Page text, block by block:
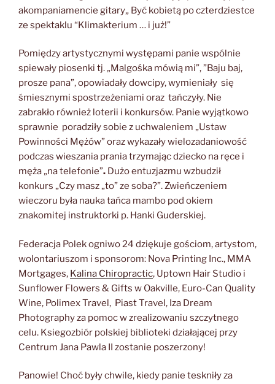
akompaniamencie gitary„ Być kobietą po czterdziestce
ze spektaklu “Klimakterium … i już!”
Pomiędzy artystycznymi występami panie wspólnie
spiewały piosenki tj. „Malgośka mówią mi”, ”Baju baj,
prosze pana”, opowiadały dowcipy, wymieniały się
śmiesznymi spostrzeżeniami oraz tańczyły. Nie
zabrakło również loterii i konkursów. Panie wyjątkowo
sprawnie poradziły sobie z uchwaleniem „Ustaw
Powinności Mężów” oraz wykazały wielozadaniowość
podczas wieszania prania trzymając dziecko na ręce i
męża „na telefonie”. Dużo entuzjazmu wzbudził
konkurs „Czy masz „to” ze soba?”. Zwieńczeniem
wieczoru była nauka tańca mambo pod okiem
znakomitej instruktorki p. Hanki Guderskiej.
Federacja Polek ogniwo 24 dziękuje gościom, artystom,
wolontariuszom i sponsorom: Nova Printing Inc., MMA
Mortgages, Kalina Chiropractic, Uptown Hair Studio i
Sunflower Flowers & Gifts w Oakville, Euro-Can Quality
Wine, Polimex Travel, Piast Travel, Iza Dream
Photography za pomoc w zrealizowaniu szczytnego
celu. Ksiegozbiór polskiej biblioteki działającej przy
Centrum Jana Pawla II zostanie poszerzony!
Panowie! Choć były chwile, kiedy panie teskniły za